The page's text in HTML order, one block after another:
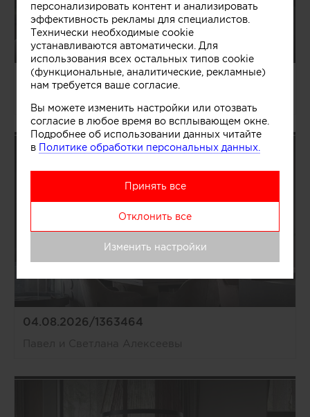
04.08.2026/1363465
04.08.2026/1363464
персонализировать контент и анализировать
эффективность рекламы для специалистов.
Технически необходимые cookie
устанавливаются автоматически. Для
использования всех остальных типов cookie
(функциональные, аналитические, рекламные)
нам требуется ваше согласие.
Вы можете изменить настройки или отозвать
согласие в любое время во всплывающем окне.
Подробнее об использовании данных читайте
в Политике обработки персональных данных.
Принять все
Отклонить все
Изменить настройки